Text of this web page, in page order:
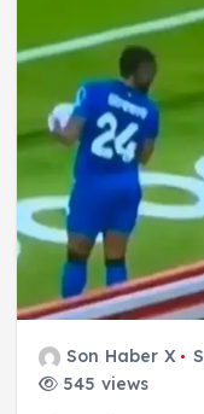
Son Haber X
545 views